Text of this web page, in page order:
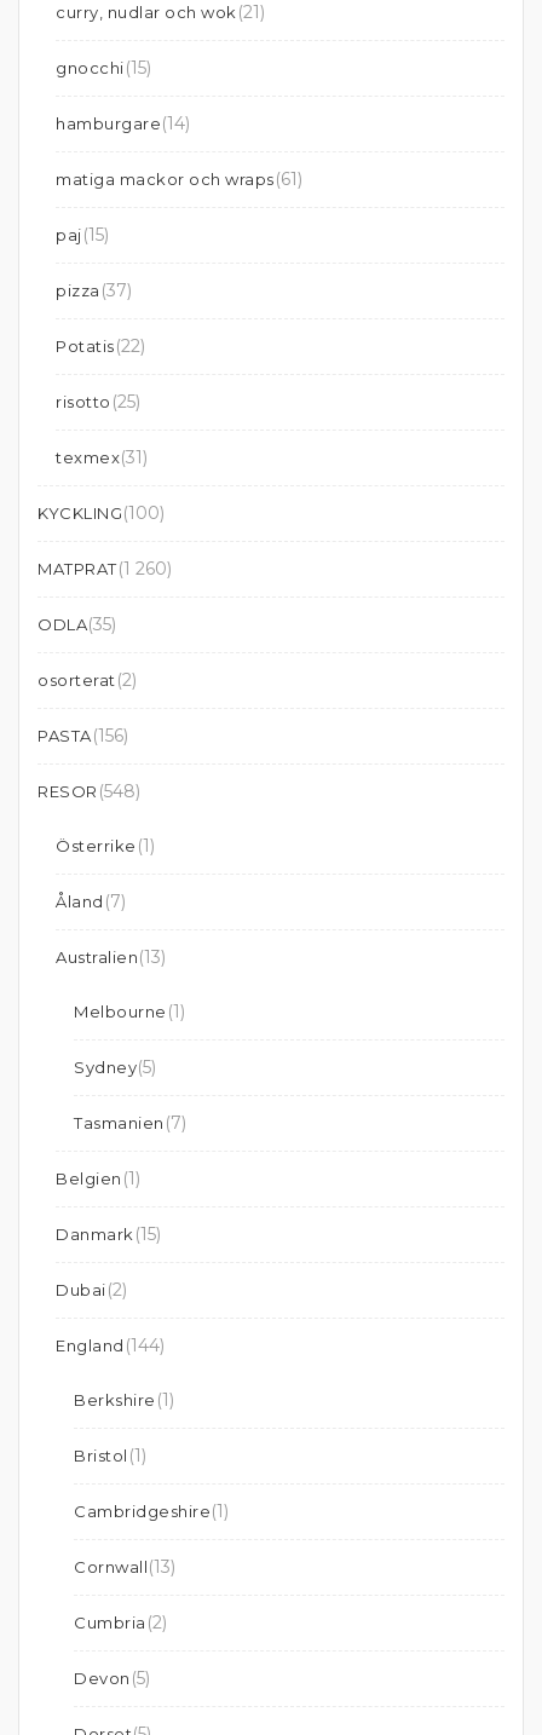
curry, nudlar och wok (21)
gnocchi(15)
hamburgare(14)
matiga mackor och wraps(61)
paj(15)
pizza (37)
Potatis(22)
risotto (25)
texmex(31)
KYCKLING(100)
MATPRAT(1 260)
ODLA(35)
osorterat (2)
PASTA(156)
RESOR (548)
Österrike (1)
Åland (7)
Australien(13)
Melbourne (1)
Sydney(5)
Tasmanien (7)
Belgien (1)
Danmark (15)
Dubai(2)
England (144)
Berkshire (1)
Bristol (1)
Cambridgeshire(1)
Cornwall(13)
Cumbria (2)
Devon (5)